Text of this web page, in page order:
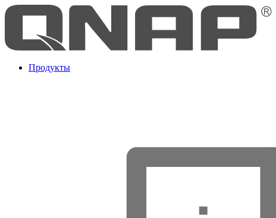
Продукты